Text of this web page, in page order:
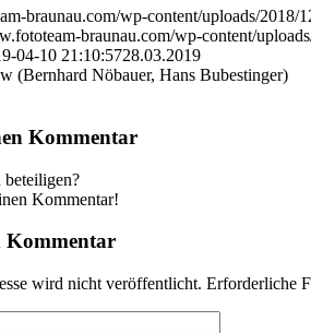
braunau.com/wp-content/uploads/2018/
braunau.com/wp-content/
04-10 21:10:5728.03.2019
(Bernhard Nöbauer, Hans Bubestinger)
Kommentar
Kommentar!
Kommentar
wird nicht veröffentlicht. Erforderliche